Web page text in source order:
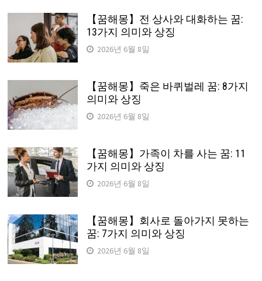
【꿈해몽】전 상사와 대화하는 꿈:
13가지 의미와 상징
2026년 6월 8일
【꿈해몽】죽은 바퀴벌레 꿈: 8가지
의미와 상징
2026년 6월 8일
【꿈해몽】가족이 차를 사는 꿈: 11
가지 의미와 상징
2026년 6월 8일
【꿈해몽】회사로 돌아가지 못하는
꿈: 7가지 의미와 상징
2026년 6월 8일